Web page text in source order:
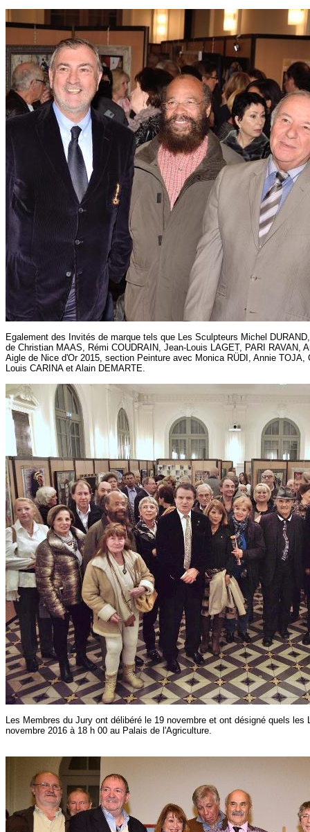
Egalement des Invités de marque tels que Les Sculpteurs Michel
de Christian MAAS, Rémi COUDRAIN, Jean-Louis LAGET, PARI RAVAN,
Aigle de Nice d'Or 2015, section Peinture avec Monica RÜDI, Annie
Louis CARINA et Alain DEMARTE.
Les Membres du Jury ont délibéré le 19 novembre et ont désigné quels
novembre 2016 à 18 h 00 au Palais de l'Agriculture.